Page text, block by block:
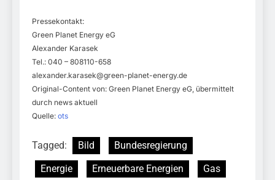
Pressekontakt:
Green Planet Energy eG
Alexander Karasek
Tel.: 040 – 808110-658
alexander.karasek@green-planet-energy.de
Original-Content von: Green Planet Energy eG, übermittelt
durch news aktuell
Quelle: ots
Tagged: Bild
Bundesregierung
Energie
Erneuerbare Energien
Gas